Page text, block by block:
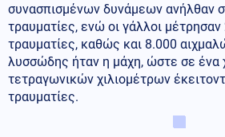
συνασπισμένων δυνάμεων ανήλθαν
τραυματίες, ενώ οι γάλλοι
τραυματίες, καθώς και 8.000
λυσσώδης ήταν η μάχη, ώστε σε ένα
τετραγωνικών χιλιομέτρων
τραυματίες.